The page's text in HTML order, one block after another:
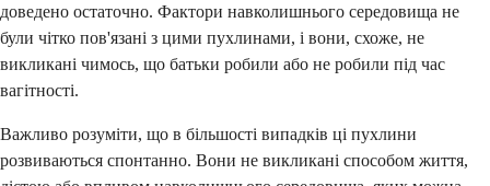
доведено остаточно. Фактори навколишнього середовища не
були чітко пов'язані з цими пухлинами, і вони, схоже, не
викликані чимось, що батьки робили або не робили під час
вагітності.
Важливо розуміти, що в більшості випадків ці пухлини
розвиваються спонтанно. Вони не викликані способом життя,